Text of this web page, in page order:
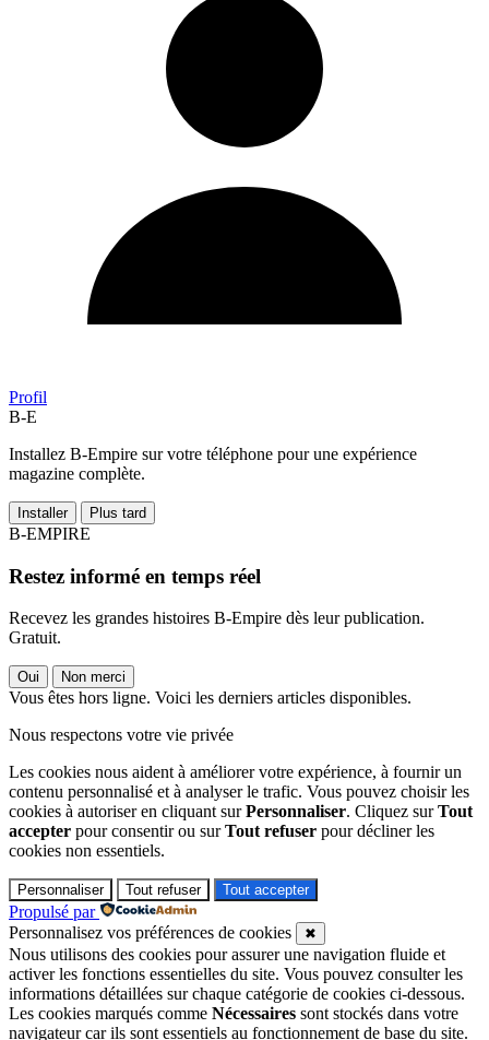
Profil
B-E
Installez B-Empire sur votre téléphone pour une expérience
magazine complète.
Installer Plus tard
B-EMPIRE
Restez informé en temps réel
Recevez les grandes histoires B-Empire dès leur publication.
Gratuit.
Oui Non merci
Vous êtes hors ligne. Voici les derniers articles disponibles.
Nous respectons votre vie privée
Les cookies nous aident à améliorer votre expérience, à fournir un
contenu personnalisé et à analyser le trafic. Vous pouvez choisir les
cookies à autoriser en cliquant surPersonnaliser. Cliquez surTout
accepter pour consentir ou surTout refuser pour décliner les
cookies non essentiels.
Personnaliser Tout refuser Tout accepter
Propulsé par
Personnalisez vos préférences de cookies
✖
Nous utilisons des cookies pour assurer une navigation fluide et
activer les fonctions essentielles du site. Vous pouvez consulter les
informations détaillées sur chaque catégorie de cookies ci-dessous.
Les cookies marqués comme Nécessaires sont stockés dans votre
navigateur car ils sont essentiels au fonctionnement de base du site.